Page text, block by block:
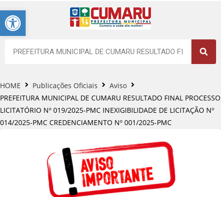
Barra de Ferramentas Aberta
HOME Publicações Oficiais
Aviso
PREFEITURA MUNICIPAL DE CUMARU RESULTADO FINAL PROCESSO
LICITATÓRIO Nº 019/2025-PMC INEXIGIBILIDADE DE LICITAÇÃO Nº
014/2025-PMC CREDENCIAMENTO Nº 001/2025-PMC